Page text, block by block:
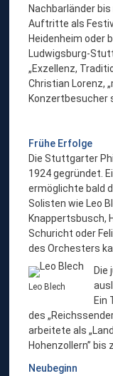
Nachbarländer
Auftritte als
Heidenheim oder
Ludwigsburg-
„Exzellenz,
Christian Lorenz,
Konzertbesucher
Frühe Erfolge
Die Stuttgarter
1924 gegründet.
ermöglichte bald
Solisten wie Leo
Knappertsbusch,
Schuricht oder
des Orchesters
Leo Blech
Die
Ein
des
arbeitete als
Hohenzollern”
Neubeginn